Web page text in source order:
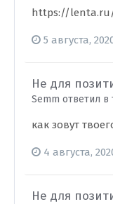
https://
5 августа,
Не для
Semm ответил в
как зовут
4 августа,
Не для